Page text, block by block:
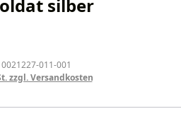
silber
011-001
zzgl. Versandkosten